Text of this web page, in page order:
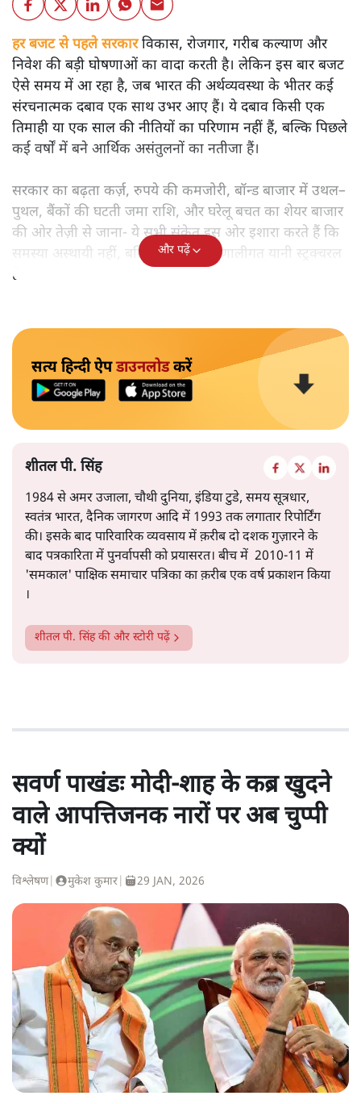
हर बजट से पहले सरकारविकास, रोजगार, गरीब कल्याण और
निवेश की बड़ी घोषणाओं का वादा करती है। लेकिन इस बार बजट
ऐसे समय में आ रहा है, जब भारत की अर्थव्यवस्था के भीतर कई
संरचनात्मक दबाव एक साथ उभर आए हैं। ये दबाव किसी एक
तिमाही या एक साल की नीतियों का परिणाम नहीं हैं, बल्कि पिछले
कई वर्षों में बने आर्थिक असंतुलनों का नतीजा हैं।
सरकार का बढ़ता कर्ज़, रुपये की कमजोरी, बॉन्ड बाजार में उथल–
पुथल, बैंकों की घटती जमा राशि, और घरेलू बचत का शेयर बाजार
की ओर तेज़ी से जाना- ये सभी संकेत इस ओर इशारा करते हैं कि
समस्या अस्थायी नहीं, बल्कि गहरी और प्रणालीगत यानी स्ट्रक्चरल
है।
और पढ़ें
सत्य हिन्दी ऐपडाउनलोडकरें
शीतल पी. सिंह
1984 से अमर उजाला, चौथी दुनिया, इंडिया टुडे, समय सूत्रधार,
स्वतंत्र भारत, दैनिक जागरण आदि में 1993 तक लगातार रिपोर्टिंग
की। इसके बाद पारिवारिक व्यवसाय में क़रीब दो दशक गुज़ारने के
बाद पत्रकारिता में पुनर्वापसी को प्रयासरत। बीच में 2010-11 में
'समकाल' पाक्षिक समाचार पत्रिका का क़रीब एक वर्ष प्रकाशन किया
।
शीतल पी. सिंहकी और स्टोरी पढ़ें
सवर्ण पाखंडः मोदी-शाह के कब्र खुदने
वाले आपत्तिजनक नारों पर अब चुप्पी
क्यों
विश्लेषण| मुकेश कुमार 29 JAN, 2026